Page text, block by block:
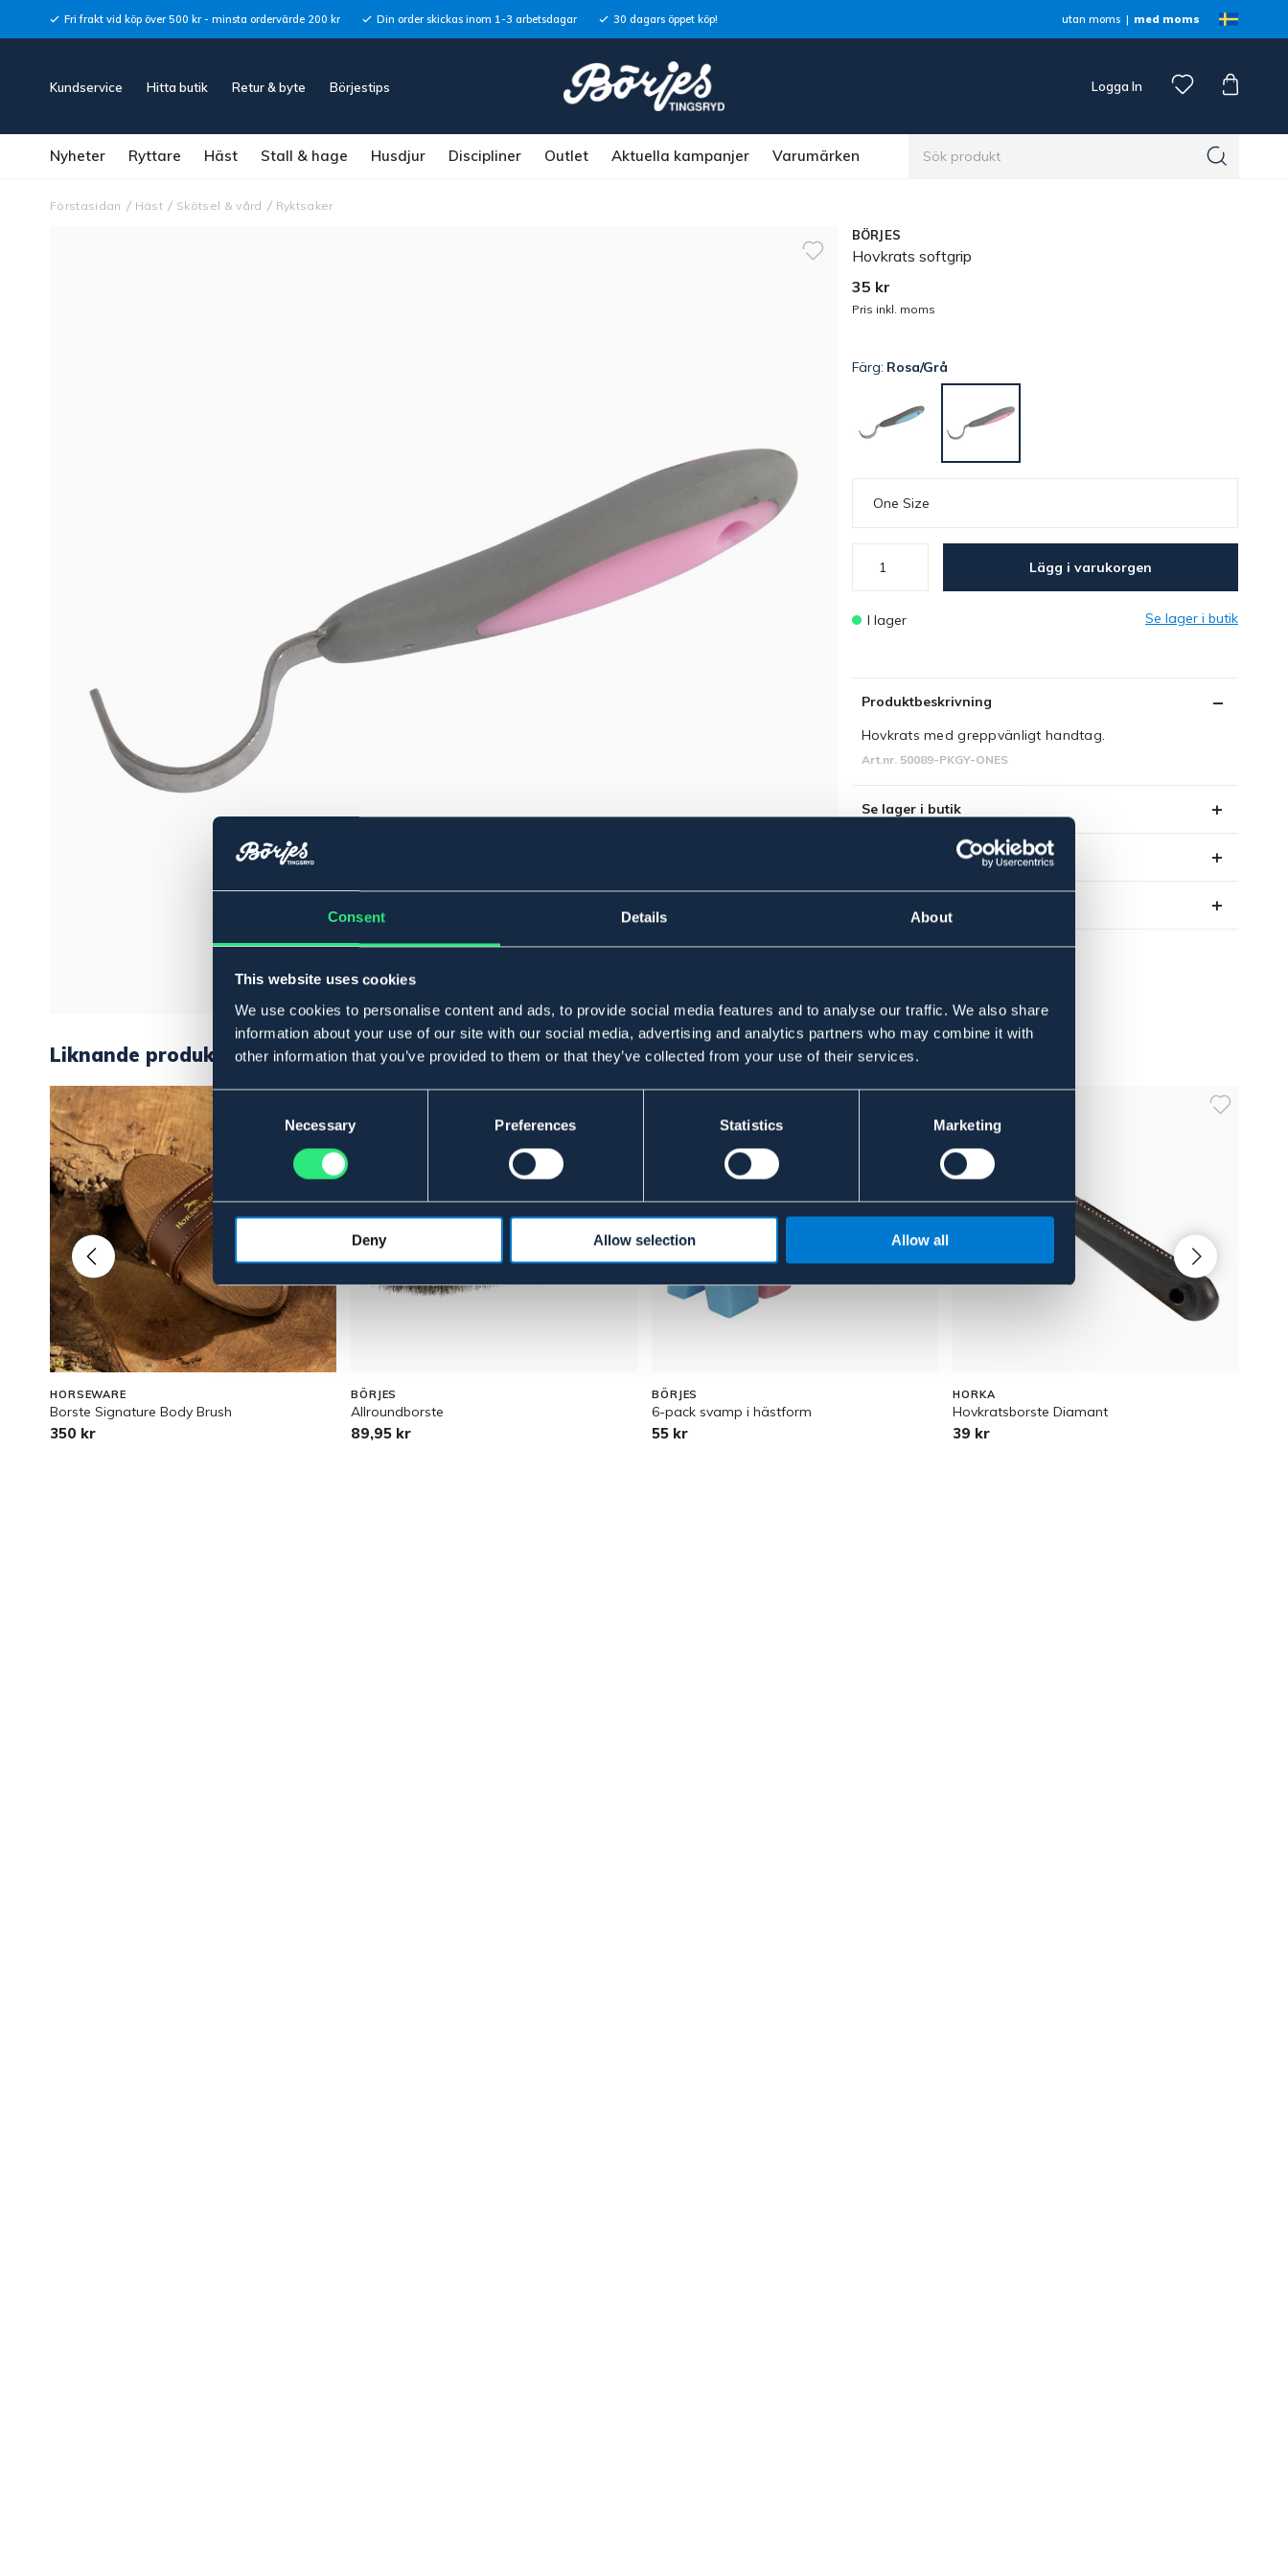
Consent Details About
This website uses cookies
We use cookies to personalise content and ads, to provide social media features and to analyse our traffic. We also share
information about your use of our site with our social media, advertising and analytics partners who may combine it with
other information that you’ve provided to them or that they’ve collected from your use of their services.
Consent
Selection
Necessary Preferences Statistics Marketing
Deny Allow selection Allow all
Fri frakt vid köp över 500 kr - minsta ordervärde 200 kr Din order skickas inom 1-3 arbetsdagar 30 dagars öppet köp! utan moms med moms
Kundservice Hitta butik Retur & byte Börjestips Logga In
Nyheter Ryttare Häst Stall & hage Husdjur Discipliner Outlet Aktuella kampanjer Varumärken
Förstasidan Häst Skötsel & vård Ryktsaker
BÖRJES
Hovkrats softgrip
35 kr
Pris inkl. moms
Färg: Rosa/Grå
One Size
Lägg i varukorgen
I lager Se lager i butik
Produktbeskrivning
Hovkrats med greppvänligt handtag.
Art.nr. 50089-PKGY-ONES
Se lager i butik
Liknande produkter
HORSEWARE
Borste Signature Body Brush
350 kr
BÖRJES
Allroundborste
89,95 kr
BÖRJES
6-pack svamp i hästform
55 kr
HORKA
Hovkratsborste Diamant
39 kr